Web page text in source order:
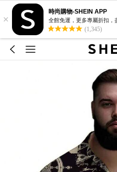
×
時尚購物-SHEIN APP
全館免運，更多專屬折扣，
(1,345)